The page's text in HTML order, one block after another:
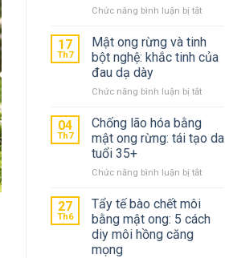
Chức năng bình luận bị tắtở
ong
ruồi
tự
Công
&
độ
quý
17
Th7
Mật ong rừng và tinh
bột nghệ: khắc tinh của
đau dạ dày
Chức năng bình luận bị tắtở
ong
rừng
và
bột
khắc
tinh
của
04
Th7
Chống lão hóa bằng
mật ong rừng: tái tạo da
tuổi 35+
Chức năng bình luận bị tắtở
lão
hóa
bằng
27
Th6
Tẩy tế bào chết môi
bằng mật ong: 5 cách
diy môi hồng căng
mọng